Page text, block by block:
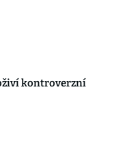
kontroverzní